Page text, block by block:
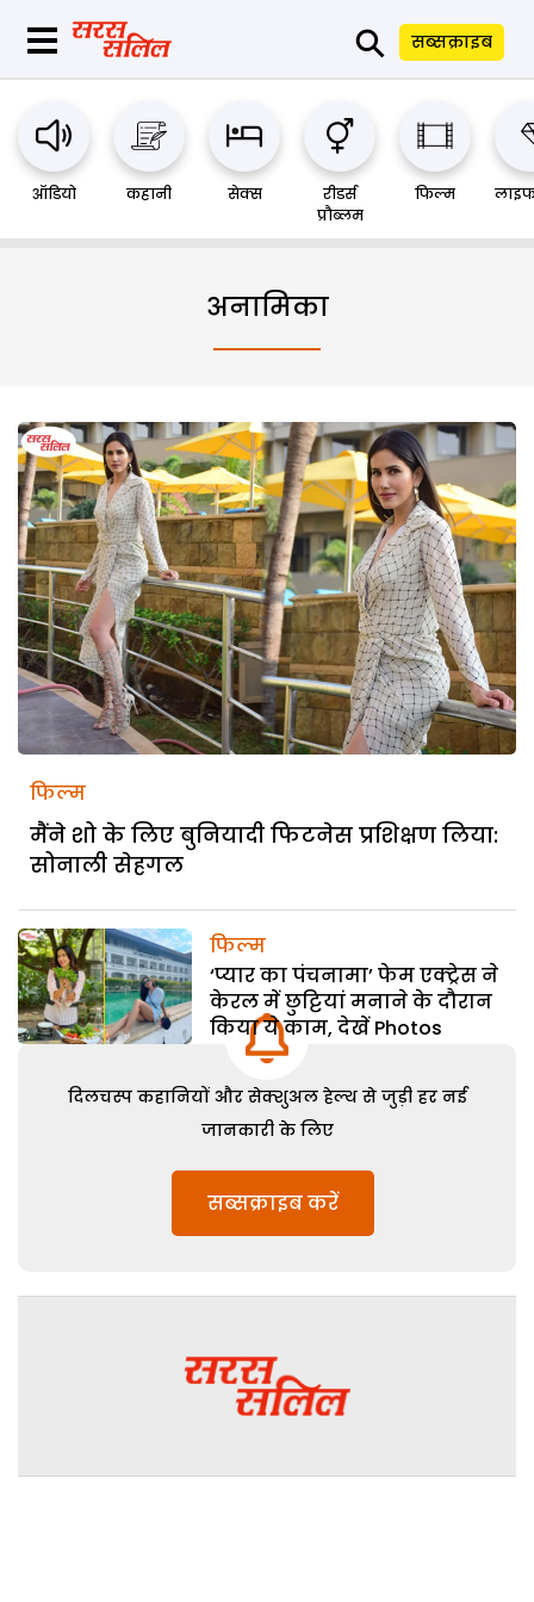
⚲ सब्सक्राइब
ऑडियो कहानी सेक्स
रीडर्स
प्रौब्लम
फिल्म
अनामिका
फिल्म
मैंने शो के लिए बुनियादी फिटनेस प्रशिक्षण लिया:
सोनाली सेहगल
फिल्म
‘प्यार का पंचनामा’ फेम एक्ट्रेस ने
केरल में छुट्टियां मनाने के दौरान
किया ये काम, देखें Photos
दिलचस्प कहानियों और सेक्शुअल हेल्थ से जुड़ी हर नई
जानकारी के लिए
सब्सक्राइब करें